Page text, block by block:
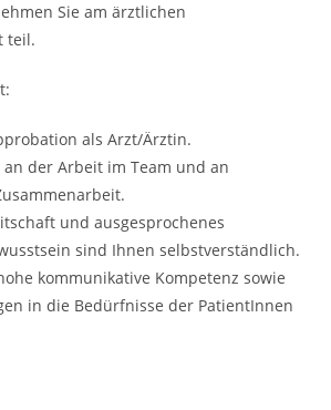
Sie am ärztlichen
teil.
als Arzt/Ärztin.
an der Arbeit im Team und an
und ausgesprochenes
sind Ihnen selbstverständlich.
kommunikative Kompetenz sowie
in die Bedürfnisse der PatientInnen